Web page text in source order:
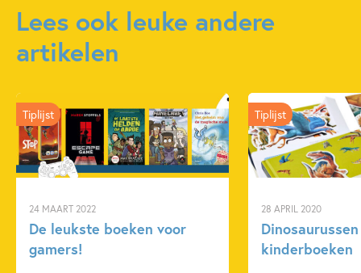
Lees ook leuke andere
artikelen
24 MAART 2022
De leukste boeken voor
gamers!
Tiplijst
28 APRIL 2020
kinderboeken
Tiplijst